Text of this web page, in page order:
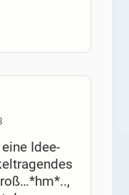
Idee-